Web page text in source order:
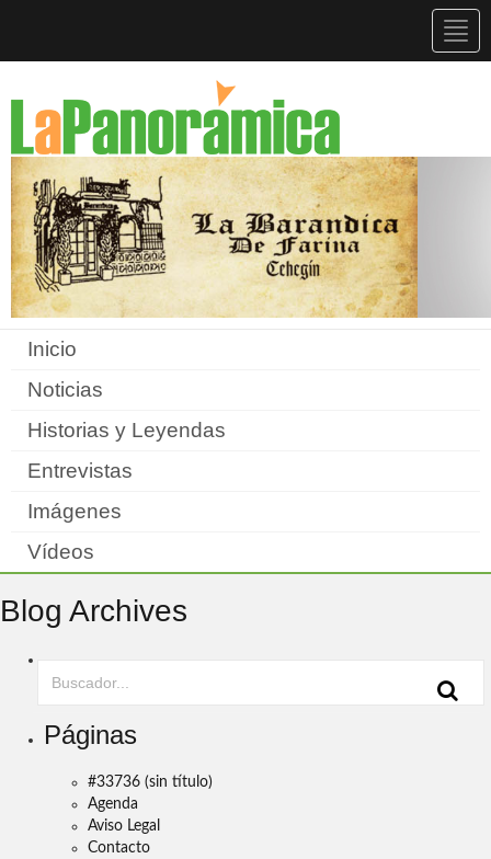
Inicio
Noticias
Historias y Leyendas
Entrevistas
Imágenes
Vídeos
Blog Archives
Páginas
#33736 (sin título)
Agenda
Aviso Legal
Contacto